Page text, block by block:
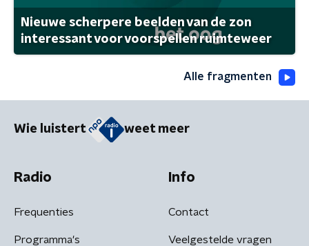
Nieuwe scherpere beelden van de zon
interessant voor voorspellen ruimteweer
Alle fragmenten
Wie luistert weet meer
Radio
Frequenties
Programma's
Info
Contact
Veelgestelde vragen